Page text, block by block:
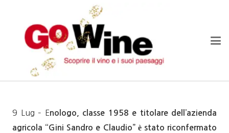
9 Lug – Enologo, classe 1958 e titolare dell’azienda
agricola “Gini Sandro e Claudio” è stato riconfermato